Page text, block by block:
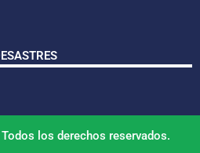
los derechos reservados.